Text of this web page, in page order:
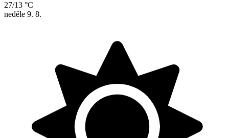
27/13 °C
neděle 9. 8.